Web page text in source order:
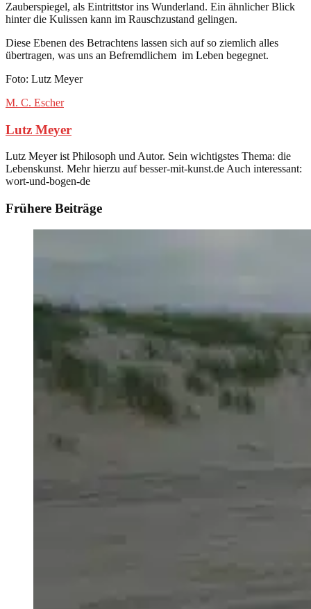
Zauberspiegel, als Eintrittstor ins Wunderland. Ein ähnlicher Blick
hinter die Kulissen kann im Rauschzustand gelingen.
Diese Ebenen des Betrachtens lassen sich auf so ziemlich alles
übertragen, was uns an Befremdlichem im Leben begegnet.
Foto: Lutz Meyer
M. C. Escher
Lutz Meyer
Lutz Meyer ist Philosoph und Autor. Sein wichtigstes Thema: die
Lebenskunst. Mehr hierzu auf besser-mit-kunst.de Auch interessant:
wort-und-bogen-de
Frühere Beiträge